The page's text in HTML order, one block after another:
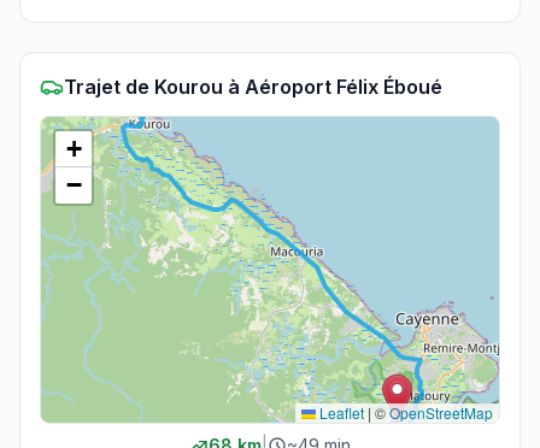
Trajet de Kourou à Aéroport Félix Éboué
+
−
Leaflet | ©OpenStreetMap